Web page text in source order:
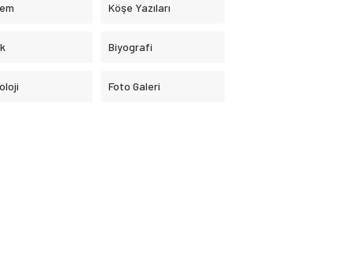
Köşe Yazıları
Biyografi
Foto Galeri